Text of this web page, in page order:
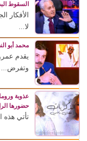
السقوط
الأفكار
لا...
محمد أبو
يقدم
وتفرض...
عذوبة
حضورها
تأتي هذه